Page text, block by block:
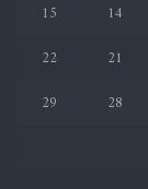
14
15
21
22
28
29